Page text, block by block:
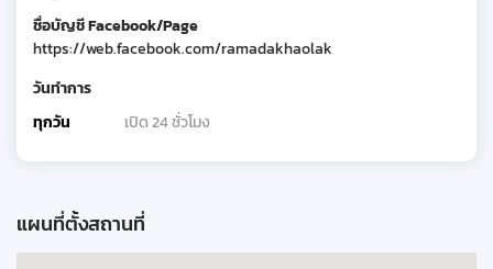
ชื่อบัญชี Facebook/Page
https://web.facebook.com/ramadakhaolak
วันทำการ
ทุกวัน
เปิด 24 ชั่วโมง
แผนที่ตั้งสถานที่